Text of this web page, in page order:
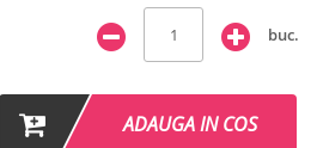
buc.
ADAUGA IN COS